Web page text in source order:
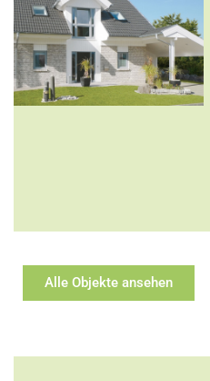
Alle Objekte ansehen